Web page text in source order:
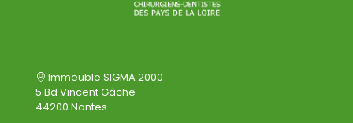
Immeuble SIGMA 2000
5 Bd Vincent Gâche
44200 Nantes